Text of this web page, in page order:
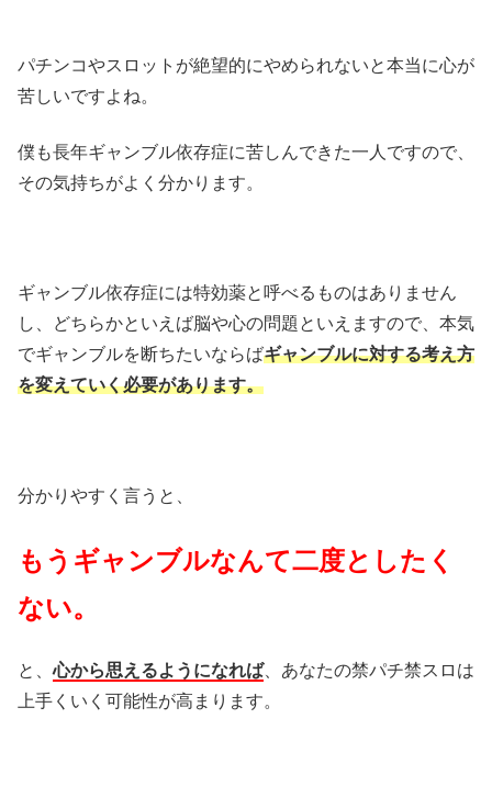
パチンコやスロットが絶望的にやめられないと本当に心が
苦しいですよね。
僕も長年ギャンブル依存症に苦しんできた一人ですので、
その気持ちがよく分かります。
ギャンブル依存症には特効薬と呼べるものはありません
し、どちらかといえば脳や心の問題といえますので、本気
でギャンブルを断ちたいならばギャンブルに対する考え方
を変えていく必要があります。
分かりやすく言うと、
もうギャンブルなんて二度としたく
ない。
と、心から思えるようになれば、あなたの禁パチ禁スロは
上手くいく可能性が高まります。